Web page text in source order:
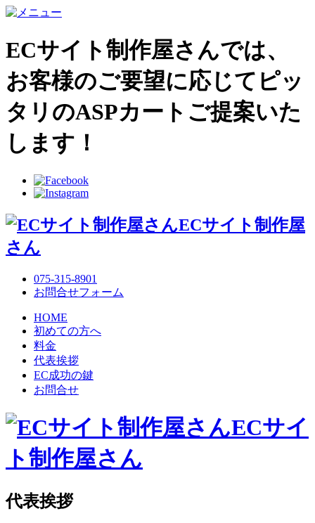
ECサイト制作屋さんでは、
お客様のご要望に応じてピッ
タリのASPカートご提案いた
します！
ECサイト制作屋
さん
075-315-8901
お問合せフォーム
HOME
初めての方へ
料金
代表挨拶
EC成功の鍵
お問合せ
ECサイ
ト制作屋さん
代表挨拶